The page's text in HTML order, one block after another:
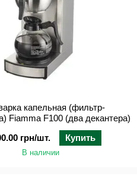
капельная (фильтр-
Fiamma F100 (два декантера)
грн/шт.
Купить
В наличии